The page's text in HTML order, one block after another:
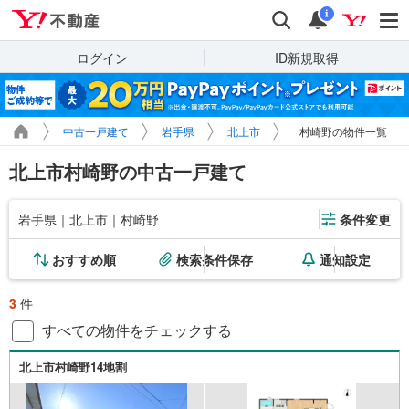
検索 通知
i
ログイン ID新規取得
中古一戸建て 岩手県 北上市 村崎野の物件一覧
北上市村崎野の中古一戸建て
岩手県｜北上市｜村崎野 条件変更
おすすめ順 検索条件保存 通知設定
3 件
すべての物件をチェックする
北上市村崎野14地割